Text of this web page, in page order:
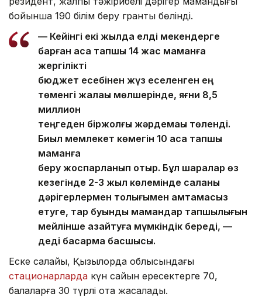
бойынша 190 білім беру гранты бөлінді.
— Кейінгі екі жылда елді мекендерге
барған аса тапшы 14 жас маманға
жергілікті
бюджет есебінен жүз еселенген ең
төменгі жалақы мөлшерінде, яғни 8,5
миллион
теңгеден біржолғы жәрдемақы төленді.
Биыл мемлекет көмегін 10 аса тапшы
маманға
беру жоспарланып отыр. Бұл шаралар өз
кезегінде 2-3 жыл көлемінде саланы
дәрігерлермен толығымен қамтамасыз
етуге, тар буынды мамандар тапшылығын
мейлінше азайтуға мүмкіндік береді, —
деді басқарма басшысы.
Еске салайық, Қызылорда облысындағы
стационарларда күн сайын ересектерге 70,
балаларға 30 түрлі ота жасалады.